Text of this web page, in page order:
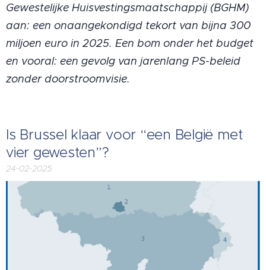
Gewestelijke Huisvestingsmaatschappij (BGHM)
aan: een onaangekondigd tekort van bijna 300
miljoen euro in 2025. Een bom onder het budget
en vooral: een gevolg van jarenlang PS-beleid
zonder doorstroomvisie.
Is Brussel klaar voor “een België met
vier gewesten”?
24-02-2025